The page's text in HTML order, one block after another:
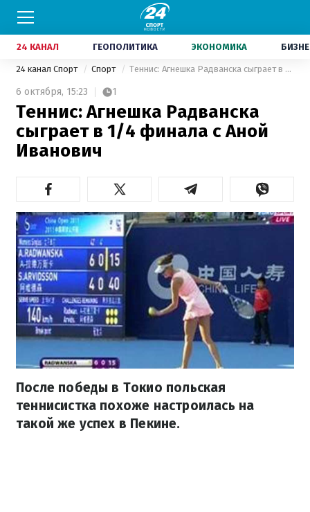
24 КАНАЛ ГЕОПОЛИТИКА ЭКОНОМИКА
24 канал Спорт Спорт Теннис: Агнешка Радванска сыграет в 1/4 финала с Аной Иванович
6 октября, 15:23 1
Теннис: Агнешка Радванска
сыграет в 1/4 финала с Аной
Иванович
После победы в Токио польская
теннисистка похоже настроилась на
такой же успех в Пекине.